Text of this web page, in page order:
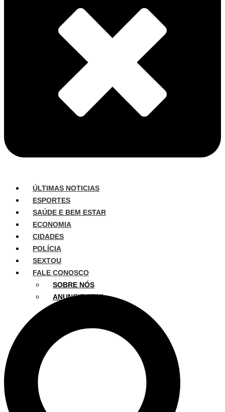
ÚLTIMAS NOTICIAS
ESPORTES
SAÚDE E BEM ESTAR
ECONOMIA
CIDADES
POLÍCIA
SEXTOU
FALE CONOSCO
SOBRE NÓS
ANUNCIE AQUI